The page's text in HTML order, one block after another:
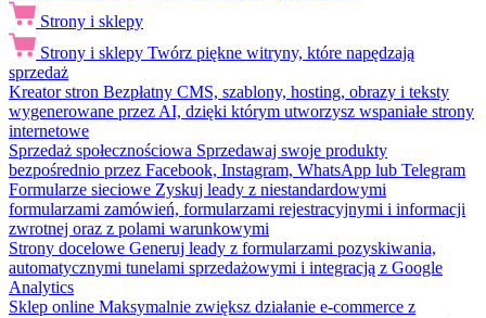
Strony i sklepy
Strony i sklepy Twórz piękne witryny, które napędzają
sprzedaż
Kreator stron Bezpłatny CMS, szablony, hosting, obrazy i teksty
wygenerowane przez AI, dzięki którym utworzysz wspaniałe strony
internetowe
Sprzedaż społecznościowa Sprzedawaj swoje produkty
bezpośrednio przez Facebook, Instagram, WhatsApp lub Telegram
Formularze sieciowe Zyskuj leady z niestandardowymi
formularzami zamówień, formularzami rejestracyjnymi i informacji
zwrotnej oraz z polami warunkowymi
Strony docelowe Generuj leady z formularzami pozyskiwania,
automatycznymi tunelami sprzedażowymi i integracją z Google
Analytics
Sklep online Maksymalnie zwiększ działanie e-commerce z